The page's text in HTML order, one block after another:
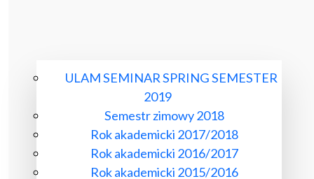
ULAM SEMINAR SPRING SEMESTER
2019
Semestr zimowy 2018
Rok akademicki 2017/2018
Rok akademicki 2016/2017
Rok akademicki 2015/2016